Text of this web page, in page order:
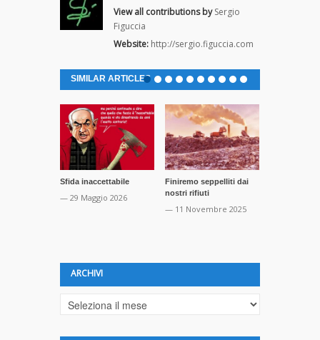
View all contributions by Sergio
Figuccia
Website: http://sergio.figuccia.com
SIMILAR ARTICLES
Sfida inaccettabile
— 29 Maggio 2026
Finiremo seppelliti dai
nostri rifiuti
— 11 Novembre 2025
ARCHIVI
Archivi